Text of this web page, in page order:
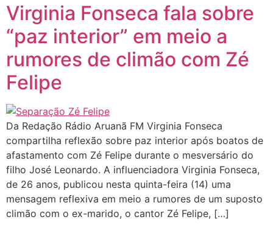
Virginia Fonseca fala sobre
“paz interior” em meio a
rumores de climão com Zé
Felipe
Da Redação Rádio Aruanã FM Virginia Fonseca
compartilha reflexão sobre paz interior após boatos de
afastamento com Zé Felipe durante o mesversário do
filho José Leonardo. A influenciadora Virginia Fonseca,
de 26 anos, publicou nesta quinta-feira (14) uma
mensagem reflexiva em meio a rumores de um suposto
climão com o ex-marido, o cantor Zé Felipe, […]